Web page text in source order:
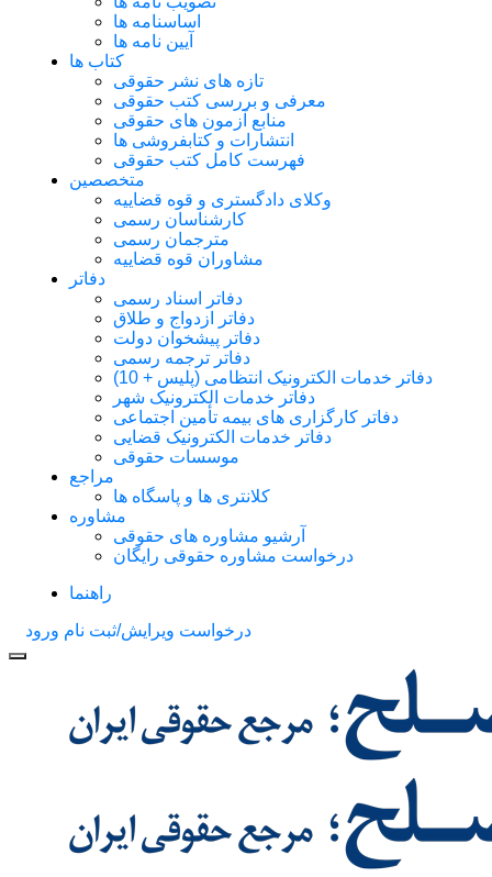
اساسنامه ها
آیین نامه ها
کتاب ها
تازه های نشر حقوقی
معرفی و بررسی کتب حقوقی
منابع آزمون های حقوقی
انتشارات و کتابفروشی ها
فهرست کامل کتب حقوقی
متخصصین
وکلای دادگستری و قوه قضاییه
کارشناسان رسمی
مترجمان رسمی
مشاوران قوه قضاییه
دفاتر
دفاتر اسناد رسمی
دفاتر ازدواج و طلاق
دفاتر پیشخوان دولت
دفاتر ترجمه رسمی
دفاتر خدمات الکترونیک انتظامی (پلیس + 10)
دفاتر خدمات الکترونیک شهر
دفاتر کارگزاری های بیمه تأمین اجتماعی
دفاتر خدمات الکترونیک قضایی
موسسات حقوقی
مراجع
کلانتری ها و پاسگاه ها
مشاوره
آرشیو مشاوره های حقوقی
درخواست مشاوره حقوقی رایگان
راهنما
درخواست ویرایش/ثبت نام ورود